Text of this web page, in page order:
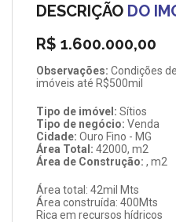
DESCRIÇÃO DO
R$ 1.600.000,00
Observações: Condições
imóveis até R$500mil
Tipo de imóvel: Sítios
Tipo de negócio: Venda
Cidade: Ouro Fino - MG
Área Total: 42000, m2
Área de Construção: , m2
Área total: 42mil Mts
Área construída: 400Mts
Rica em recursos hídricos